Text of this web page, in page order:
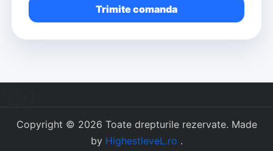
Trimite comanda
Copyright © 2026 Toate drepturile rezervate. Made
by HighestleveL.ro .